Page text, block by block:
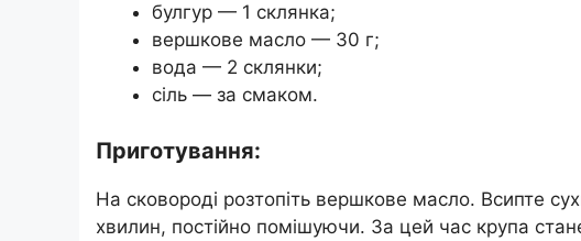
булгур — 1 склянка;
вершкове масло — 30 г;
вода — 2 склянки;
сіль — за смаком.
Приготування:
На сковороді розтопіть вершкове масло. Всипте
хвилин, постійно помішуючи. За цей час крупа